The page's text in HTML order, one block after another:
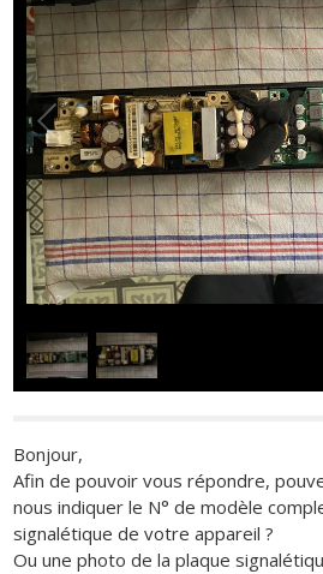
1/2
Bonjour,
Afin de pouvoir vous répondre,
nous indiquer le N° de modèle
signalétique de votre appareil ?
Ou une photo de la plaque